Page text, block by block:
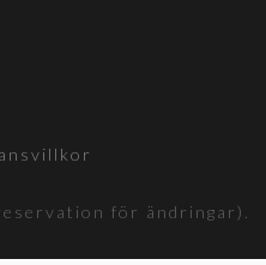
för ändringar).